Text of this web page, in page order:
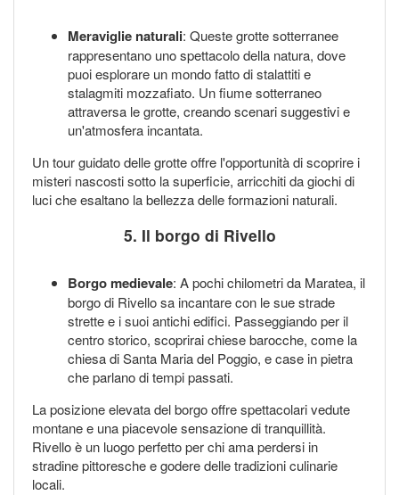
Meraviglie naturali: Queste grotte sotterranee
rappresentano uno spettacolo della natura, dove
puoi esplorare un mondo fatto di stalattiti e
stalagmiti mozzafiato. Un fiume sotterraneo
attraversa le grotte, creando scenari suggestivi e
un'atmosfera incantata.
Un tour guidato delle grotte offre l'opportunità di scoprire i
misteri nascosti sotto la superficie, arricchiti da giochi di
luci che esaltano la bellezza delle formazioni naturali.
5. Il borgo di Rivello
Borgo medievale: A pochi chilometri da Maratea, il
borgo di Rivello sa incantare con le sue strade
strette e i suoi antichi edifici. Passeggiando per il
centro storico, scoprirai chiese barocche, come la
chiesa di Santa Maria del Poggio, e case in pietra
che parlano di tempi passati.
La posizione elevata del borgo offre spettacolari vedute
montane e una piacevole sensazione di tranquillità.
Rivello è un luogo perfetto per chi ama perdersi in
stradine pittoresche e godere delle tradizioni culinarie
locali.